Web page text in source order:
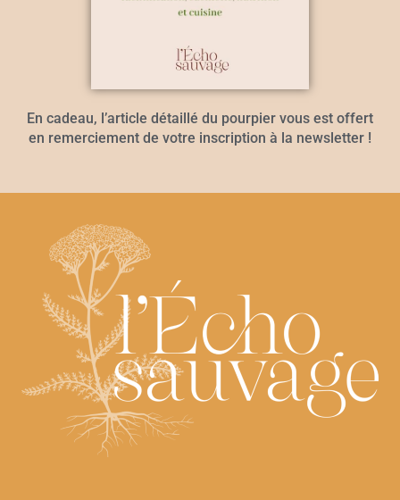
En cadeau, l’article détaillé du pourpier vous est offert
en remerciement de votre inscription à la newsletter !